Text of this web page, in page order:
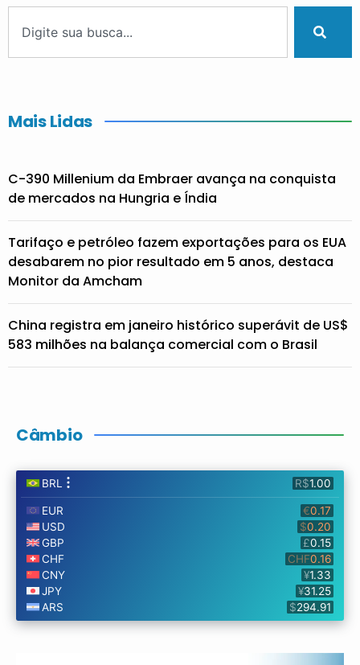
Mais Lidas
C-390 Millenium da Embraer avança na conquista
de mercados na Hungria e Índia
Tarifaço e petróleo fazem exportações para os EUA
desabarem no pior resultado em 5 anos, destaca
Monitor da Amcham
China registra em janeiro histórico superávit de US$
583 milhões na balança comercial com o Brasil
Câmbio